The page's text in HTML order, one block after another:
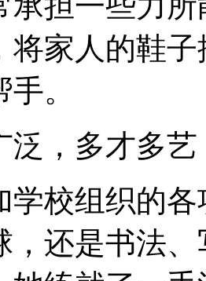
将家人的鞋
。
泛，多才多艺
学校组织的
，还是书法